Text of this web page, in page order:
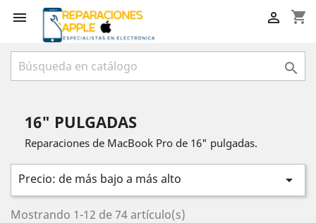
 shopping_cart


16" PULGADAS
Reparaciones de MacBook Pro de 16" pulgadas.
Precio: de más bajo a más alto 
Mostrando 1-12 de 74 artículo(s)